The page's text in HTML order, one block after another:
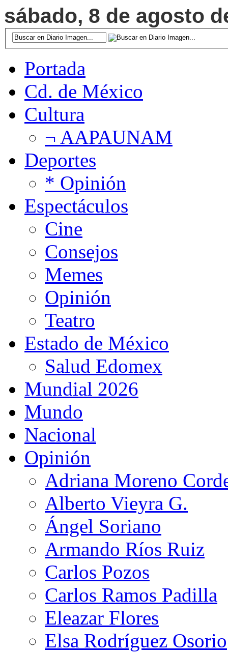
sábado, 8 de agosto
Portada
Cd. de México
Cultura
¬ AAPAUNAM
Deportes
* Opinión
Espectáculos
Cine
Consejos
Memes
Opinión
Teatro
Estado de México
Salud Edomex
Mundial 2026
Mundo
Nacional
Opinión
Adriana Moreno
Alberto Vieyra G.
Ángel Soriano
Armando Ríos Ruiz
Carlos Pozos
Carlos Ramos Padilla
Eleazar Flores
Elsa Rodríguez Osorio